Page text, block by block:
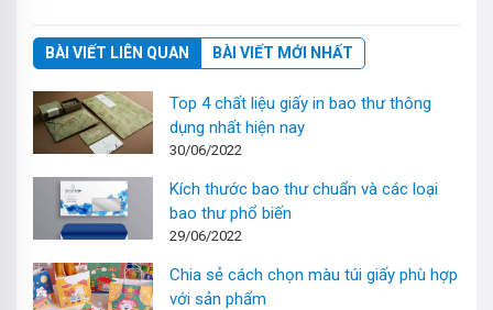
BÀI VIẾT LIÊN QUAN BÀI VIẾT MỚI NHẤT
Top 4 chất liệu giấy in bao thư thông
dụng nhất hiện nay
30/06/2022
Kích thước bao thư chuẩn và các loại
bao thư phổ biến
29/06/2022
Chia sẻ cách chọn màu túi giấy phù hợp
với sản phẩm